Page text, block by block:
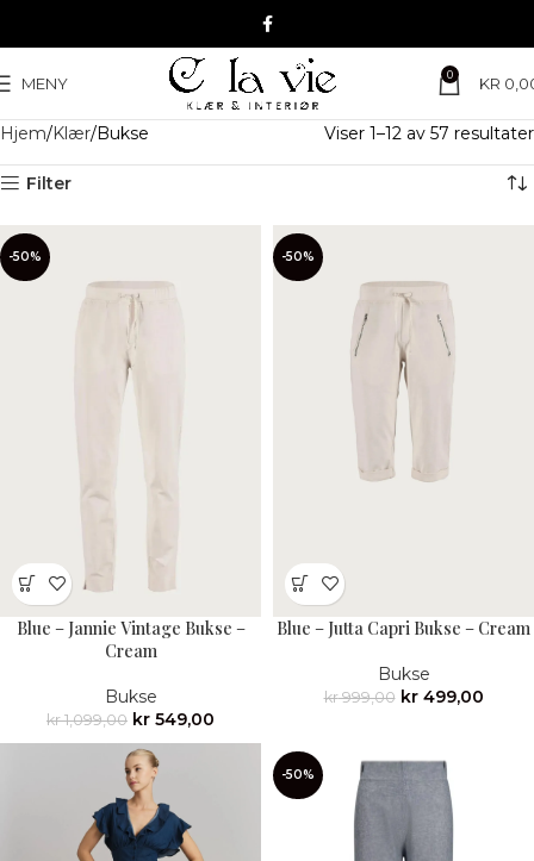
MENY 0 KR
Hjem Klær Bukse Viser 1–12 av 57 resultater
Filter
-50%
Blue – Jannie Vintage Bukse –
Cream
Bukse
kr1,099,00 kr 549,00
-50%
Blue – Jutta Capri Bukse – Cream
Bukse
kr999,00 kr499,00
-50%